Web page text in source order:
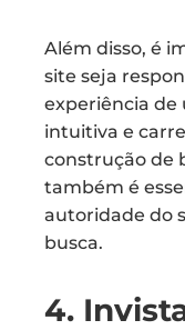
Além disso, é
site seja
experiência de
intuitiva e
construção de
também é
autoridade do
busca.
4.